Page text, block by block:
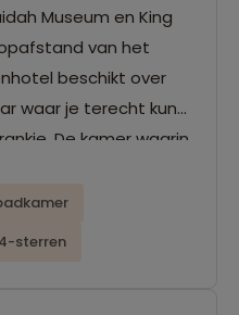
Museum en King
van het
beschikt over
waar je terecht kunt
De kamer waarin
kun je er gebruik
4-sterren